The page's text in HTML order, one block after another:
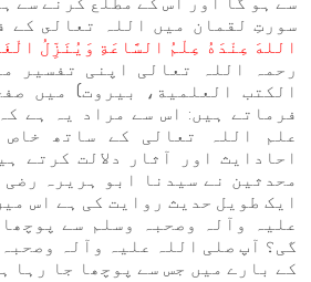
سورتِ لقمان میں اللہ تعالى کے
اللهَ عِنْدَهُ عِلْمُ السَّاعَةِ وَيُنَزِّلُ
فرماتے ہیں: اس سے مراد یہ ہے
علم اللہ تعالی کے ساتھ
احادایث اور آثار دلالت کرتے
محدثین نے سیدنا ابو ہریرہ
ایک طویل حدیث روایت کی ہے اس
علیہ وآلہ وصحبہ وسلم سے
گی؟ آپ صلی اللہ علیہ وآلہ
کے بارے میں جس سے پوچھا جا رہا